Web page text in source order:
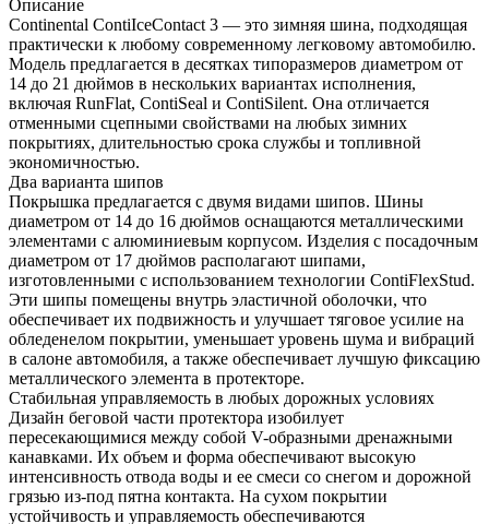
Описание
Continental ContiIceContact 3 — это зимняя шина, подходящая
практически к любому современному легковому автомобилю.
Модель предлагается в десятках типоразмеров диаметром от
14 до 21 дюймов в нескольких вариантах исполнения,
включая RunFlat, ContiSeal и ContiSilent. Она отличается
отменными сцепными свойствами на любых зимних
покрытиях, длительностью срока службы и топливной
экономичностью.
Два варианта шипов
Покрышка предлагается с двумя видами шипов. Шины
диаметром от 14 до 16 дюймов оснащаются металлическими
элементами с алюминиевым корпусом. Изделия с посадочным
диаметром от 17 дюймов располагают шипами,
изготовленными с использованием технологии ContiFlexStud.
Эти шипы помещены внутрь эластичной оболочки, что
обеспечивает их подвижность и улучшает тяговое усилие на
обледенелом покрытии, уменьшает уровень шума и вибраций
в салоне автомобиля, а также обеспечивает лучшую фиксацию
металлического элемента в протекторе.
Стабильная управляемость в любых дорожных условиях
Дизайн беговой части протектора изобилует
пересекающимися между собой V-образными дренажными
канавками. Их объем и форма обеспечивают высокую
интенсивность отвода воды и ее смеси со снегом и дорожной
грязью из-под пятна контакта. На сухом покрытии
устойчивость и управляемость обеспечиваются